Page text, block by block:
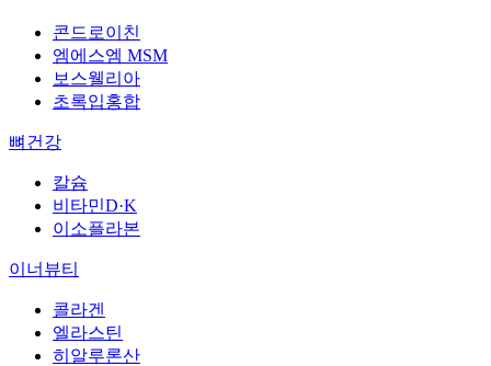
콘드로이친
엠에스엠 MSM
보스웰리아
초록입홍합
뼈건강
칼슘
비타민D·K
이소플라본
이너뷰티
콜라겐
엘라스틴
히알루론산